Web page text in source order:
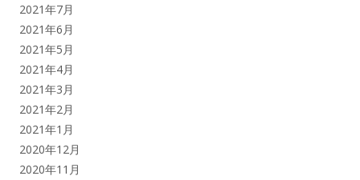
2021年7月
2021年6月
2021年5月
2021年4月
2021年3月
2021年2月
2021年1月
2020年12月
2020年11月